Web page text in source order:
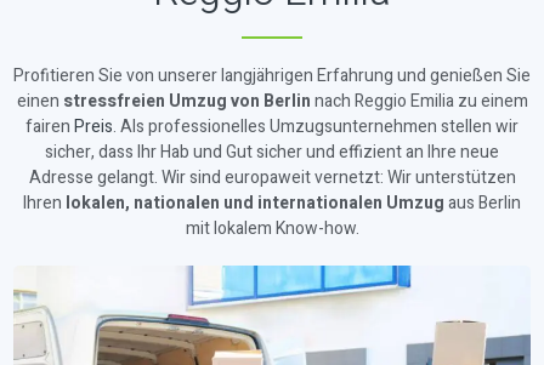
Profitieren Sie von unserer langjährigen Erfahrung und genießen Sie
einen stressfreien Umzug von Berlinnach Reggio Emilia zu einem
fairenPreis. Als professionelles Umzugsunternehmen stellen wir
sicher, dass Ihr Hab und Gut sicher und effizient an Ihre neue
Adresse gelangt. Wir sind europaweit vernetzt: Wir unterstützen
Ihren lokalen, nationalen und internationalen Umzugaus Berlin
mit lokalem Know-how.